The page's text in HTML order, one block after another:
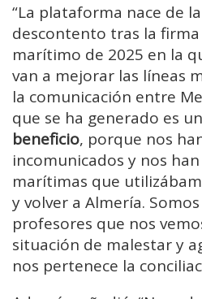
“La plataforma nace de
descontento tras la
marítimo de 2025 en la
van a mejorar las líneas
la comunicación entre
que se ha generado es
beneficio, porque nos
incomunicados y nos
marítimas que
y volver a Almería.
profesores que nos
situación de malestar y
nos pertenece la